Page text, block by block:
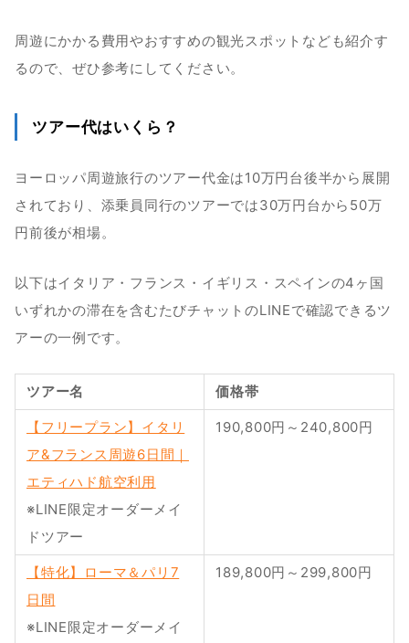
周遊にかかる費用やおすすめの観光スポットなども紹介す
るので、ぜひ参考にしてください。
ツアー代はいくら？
ヨーロッパ周遊旅行のツアー代金は10万円台後半から展開
されており、添乗員同行のツアーでは30万円台から50万
円前後が相場。
以下はイタリア・フランス・イギリス・スペインの4ヶ国
いずれかの滞在を含むたびチャットのLINEで確認できるツ
アーの一例です。
ツアー名 価格帯
【フリープラン】イタリ
ア&フランス周遊6日間｜
エティハド航空利用
※LINE限定オーダーメイ
ドツアー
190,800円～240,800円
【特化】ローマ＆パリ7
日間
※LINE限定オーダーメイ
189,800円～299,800円